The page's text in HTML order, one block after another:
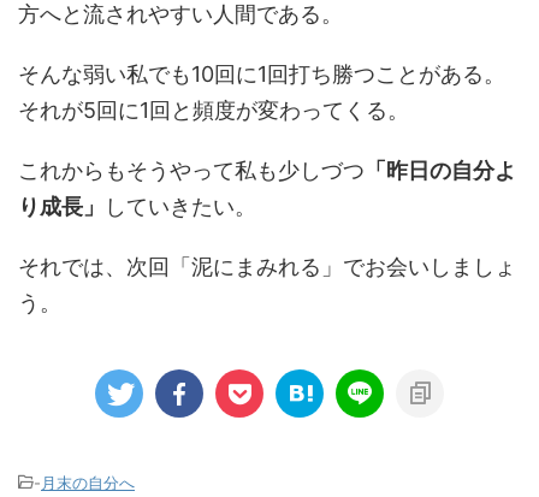
方へと流されやすい人間である。
そんな弱い私でも10回に1回打ち勝つことがある。
それが5回に1回と頻度が変わってくる。
これからもそうやって私も少しづつ 「昨日の自分よ
り成長」
していきたい。
それでは、次回「泥にまみれる」でお会いしましょ
う。
- 月末の自分へ